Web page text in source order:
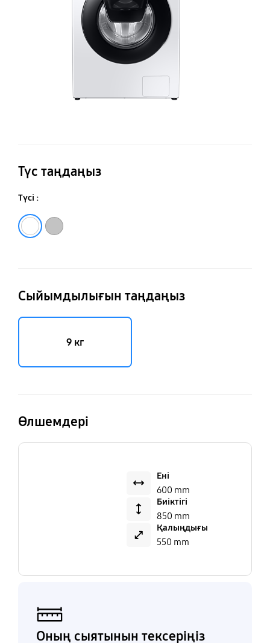
Түс таңдаңыз
Түсі :
Сыйымдылығын таңдаңыз
9 кг
Өлшемдері
Ені
600 mm
Биіктігі
850 mm
Қалыңдығы
550 mm
Оның сыятынын тексеріңіз